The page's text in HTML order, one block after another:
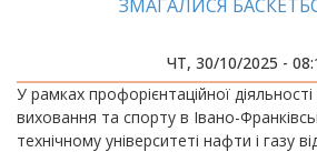
ЗМАГАЛИСЯ
ЧТ, 30/10/2025 -
У рамках профорієнтаційної
виховання та спорту в Івано-
технічному університеті нафти і газу